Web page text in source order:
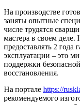
На производстве
заняты опытные
числе трудятся
мастера в своем деле.
предоставлять 2 года
эксплуатации – это
поддержки
восстановления.
На портале https://
рекомендуемого